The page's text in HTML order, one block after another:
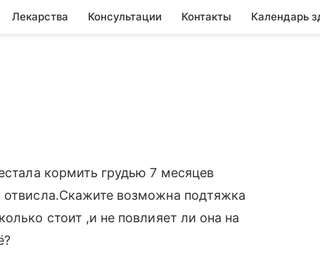
Лекарства Консультации Контакты Календарь
кормить грудью 7 месяцев
отвисла.Скажите возможна подтяжка
стоит ,и не повлияет ли она на